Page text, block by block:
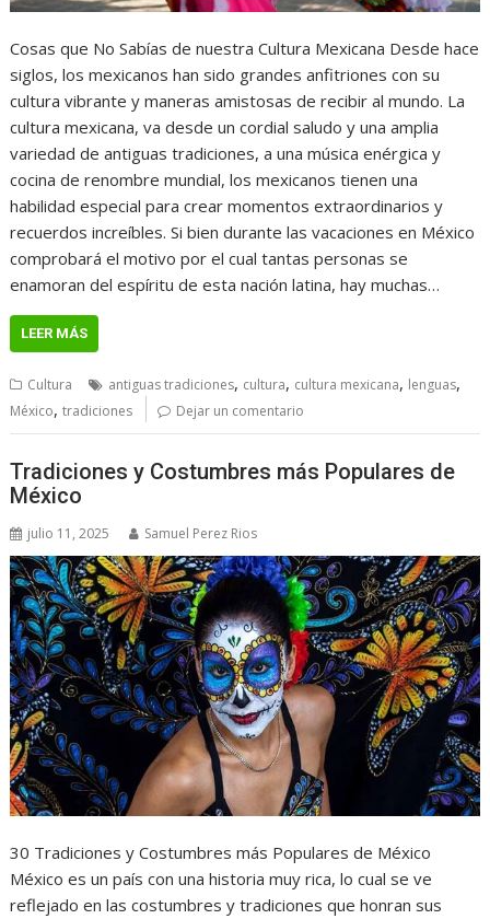
Cosas que No Sabías de nuestra Cultura Mexicana Desde hace
siglos, los mexicanos han sido grandes anfitriones con su
cultura vibrante y maneras amistosas de recibir al mundo. La
cultura mexicana, va desde un cordial saludo y una amplia
variedad de antiguas tradiciones, a una música enérgica y
cocina de renombre mundial, los mexicanos tienen una
habilidad especial para crear momentos extraordinarios y
recuerdos increíbles. Si bien durante las vacaciones en México
comprobará el motivo por el cual tantas personas se
enamoran del espíritu de esta nación latina, hay muchas…
LEER MÁS
Cultura antiguas tradiciones, cultura, cultura mexicana, lenguas,
México,tradiciones Dejar un comentario
Tradiciones y Costumbres más Populares de
México
julio 11, 2025 Samuel Perez Rios
30 Tradiciones y Costumbres más Populares de México
México es un país con una historia muy rica, lo cual se ve
reflejado en las costumbres y tradiciones que honran sus